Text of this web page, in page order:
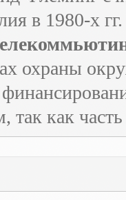
в 1980-х
охраны
так как